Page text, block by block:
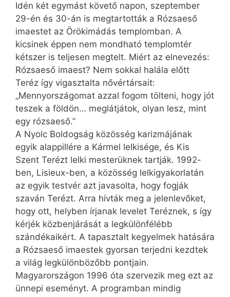
Idén két egymást követő napon, szeptember
29-én és 30-án is megtartották a Rózsaeső
imaestet az Örökimádás templomban. A
kicsinek éppen nem mondható templomtér
kétszer is teljesen megtelt. Miért az elnevezés:
Rózsaeső imaest? Nem sokkal halála előtt
Teréz így vigasztalta nővértársait:
„Mennyországomat azzal fogom tölteni, hogy jót
teszek a földön… meglátjátok, olyan lesz, mint
egy rózsaeső.”
A Nyolc Boldogság közösség karizmájának
egyik alappillére a Kár­mel lelkisége, és Kis
Szent Terézt lelki mesterüknek tartják. 1992-
ben, Lisieux-ben, a közösség lelkigyakorlatán
az egyik testvér azt javasolta, hogy fogják
szaván Terézt. Arra hívták meg a jelenlevőket,
hogy ott, helyben írjanak levelet Teréznek, s így
kérjék közbenjárását a legkülönfélébb
szándékaikért. A tapasztalt kegyelmek hatására
a Rózsaeső imaestek gyorsan terjedni kezdtek
a világ legkülönbözőbb pontjain.
Magyarországon 1996 óta szervezik meg ezt az
ünnepi eseményt. A programban mindig